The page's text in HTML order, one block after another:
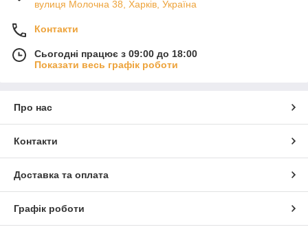
вулиця Молочна 38, Харків, Україна
Контакти
Сьогодні працює з 09:00 до 18:00
Показати весь графік роботи
Про нас
Контакти
Доставка та оплата
Графік роботи